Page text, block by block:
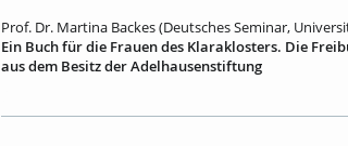
Prof. Dr. Martina Backes (Deutsches Seminar,
Ein Buch für die Frauen des Klaraklosters. Die
aus dem Besitz der Adelhausenstiftung
Augustinermuseum liegt. Sie entstand um 1500
zahlreichen anmutigen Randillustrationen eine